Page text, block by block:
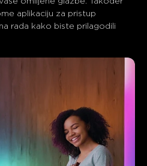
aplikaciju za pristup
rada kako biste prilagodili